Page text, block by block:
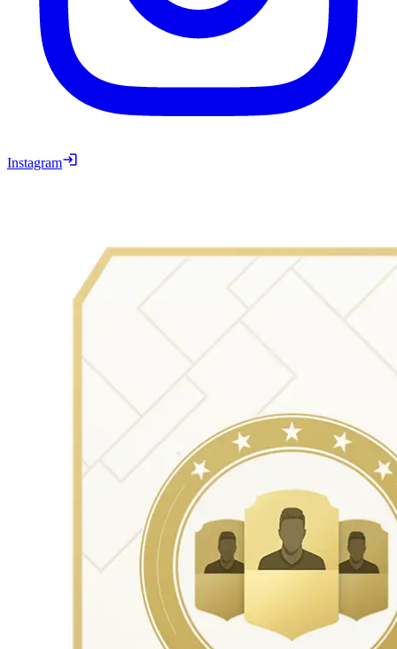
Instagram